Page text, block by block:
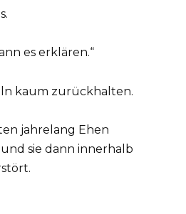
es erklären.“
kaum zurückhalten.
jahrelang Ehen
sie dann innerhalb